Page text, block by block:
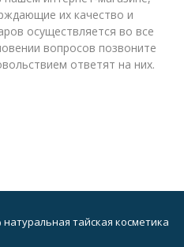
их качество и
осуществляется во все
вопросов позвоните
ответят на них.
тайская косметика